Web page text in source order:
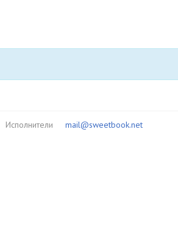
Исполнители mail@sweetbook.net